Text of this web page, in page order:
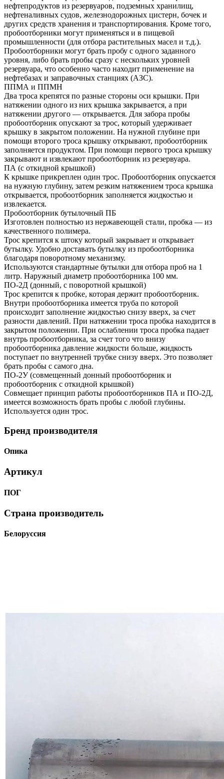
нефтепродуктов из резервуаров, подземных хранилищ,
нефтеналивных судов, железнодорожных цистерн, бочек и
других средств хранения и транспортирования. Кроме того,
пробоотборники могут применяться и в пищевой
промышленности (для отбора растительных масел и т.д.).
Пробоотборники могут брать пробу с одного заданного
уровня, либо брать пробы сразу с нескольких уровней
резервуара, что особенно часто находит применение на
нефтебазах и заправочных станциях (АЗС).
ППМА и ППМН
Два троса крепятся по разные стороны оси крышки. При
натяжении одного из них крышка закрывается, а при
натяжении другого — открывается. Для забора пробы
пробоотборник опускают за трос, который удерживает
крышку в закрытом положении. На нужной глубине при
помощи второго троса крышку открывают, пробоотборник
заполняется продуктом. При помощи первого троса крышку
закрывают и извлекают пробоотборник из резервуара.
ПА (с откидной крышкой)
К крышке прикреплен один трос. Пробоотборник опускается
на нужную глубину, затем резким натяжением троса крышка
открывается, пробоотборник заполняется жидкостью и
извлекается.
Пробоотборник бутылочный ПБ
Изготовлен полностью из нержавеющей стали, пробка — из
качественного полимера.
Трос крепится к штоку который закрывает и открывает
бутылку. Удобно доставать бутылку из пробоотборника
благодаря поворотному механизму.
Используются стандартные бутылки для отбора проб на 1
литр. Наружный диаметр пробоотборника 100 мм.
ПО-2Д (донный, с поворотной крышкой)
Трос крепится к пробке, которая держит пробоотборник.
Внутри пробоотборника имеется труба по которой
происходит заполнение жидкостью снизу вверх, за счет
разности давлений. При натяжении троса пробка находится в
закрытом положении. При ослаблении троса пробка падает
внутрь пробоотборника, за счет того что внизу
пробоотборника давление жидкости больше, жидкость
поступает по внутренней трубке снизу вверх. Это позволяет
брать пробы с самого дна.
ПО-2У (совмещенный донный пробоотборник и
пробоотборник с откидной крышкой)
Совмещает принцип работы пробоотборников ПА и ПО-2Д,
имеется возможность брать пробы с любой глубины.
Используется один трос.
Бренд производителя
Опика
Артикул
ПОГ
Страна производитель
Белоруссия